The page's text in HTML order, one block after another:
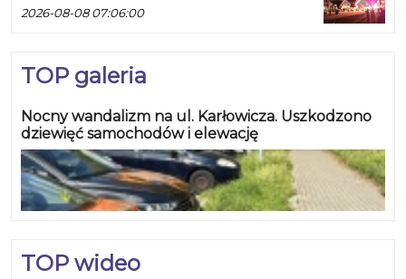
2026-08-08 07:06:00
TOP galeria
Nocny wandalizm na ul. Karłowicza. Uszkodzono
dziewięć samochodów i elewację
TOP wideo